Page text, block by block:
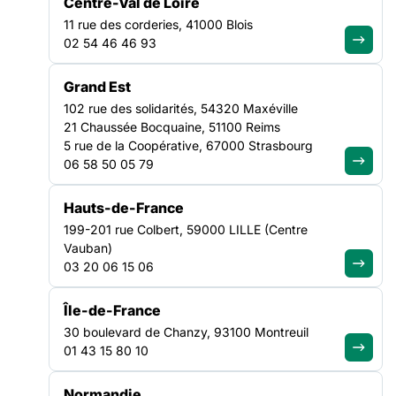
couture, vente, création,… il y a autant de
EMPLOI
ÎLE-DE-FRANCE
Retour sur le webinaire du 28/01 sur la filière inclusive du
textile en Île-de-France
La mobilisation des structures d’insertion dans la production
de masques en tissu dès le mois d’avril 2020 a mis en lumière
l’implantation des acteurs inclusifs dans la filière textile et
autant de SIAE actives dans le secteur que de manières de
l’appréhender.
A destination des structures d’insertion, des entreprises
comme de nos partenaires de l’ESS, le webinaire du 28/01
nous a permis de vous présenter la mobilisation de quelques
acteurs du secteur en Île-de-France.
Nous vous proposons de retrouver lereplay consultable en
ainsi que lesupport d’intervention
11 rue des corderies, 41000 Blois
02 54 46 46 93
Grand Est
102 rue des solidarités, 54320 Maxéville
21 Chaussée Bocquaine, 51100 Reims
5 rue de la Coopérative, 67000 Strasbourg
06 58 50 05 79
Hauts-de-France
199-201 rue Colbert, 59000 LILLE (Centre
Vauban)
03 20 06 15 06
Île-de-France
30 boulevard de Chanzy, 93100 Montreuil
01 43 15 80 10